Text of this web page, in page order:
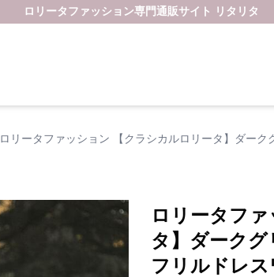
ロリータファッション専門通販サイト リタリタ
ロリータファッション 【クラシカルロリータ】ダー
ロリータフ
タ】ダーク
フリルドレ